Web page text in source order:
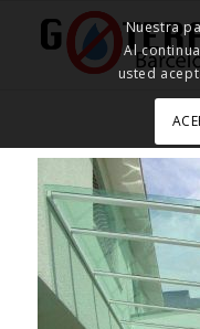
Nuestra
Al
usted